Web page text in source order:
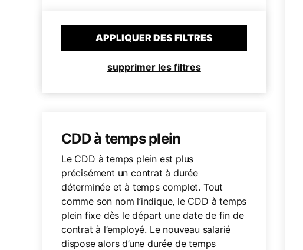
APPLIQUER DES FILTRES
supprimer les filtres
CDD à temps plein
Le CDD à temps plein est plus
précisément un contrat à durée
déterminée et à temps complet. Tout
comme son nom l’indique, le CDD à temps
plein fixe dès le départ une date de fin de
contrat à l’employé. Le nouveau salarié
dispose alors d’une durée de temps